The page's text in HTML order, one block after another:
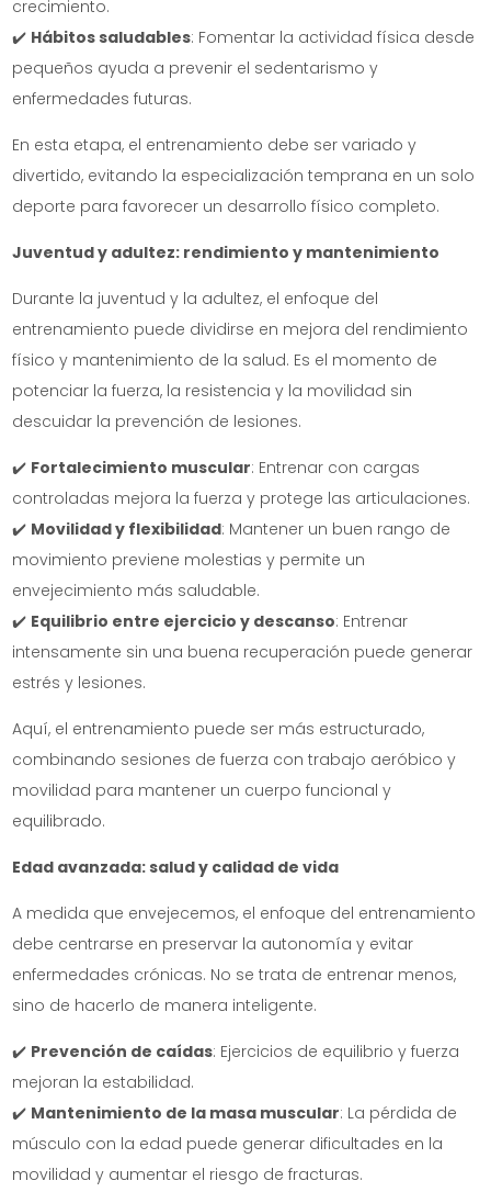
crecimiento.
✔️ Hábitos saludables: Fomentar la actividad física desde
pequeños ayuda a prevenir el sedentarismo y
enfermedades futuras.
En esta etapa, el entrenamiento debe ser variado y
divertido, evitando la especialización temprana en un solo
deporte para favorecer un desarrollo físico completo.
Juventud y adultez: rendimiento y mantenimiento
Durante la juventud y la adultez, el enfoque del
entrenamiento puede dividirse en mejora del rendimiento
físico y mantenimiento de la salud. Es el momento de
potenciar la fuerza, la resistencia y la movilidad sin
descuidar la prevención de lesiones.
✔️ Fortalecimiento muscular: Entrenar con cargas
controladas mejora la fuerza y protege las articulaciones.
✔️ Movilidad y flexibilidad: Mantener un buen rango de
movimiento previene molestias y permite un
envejecimiento más saludable.
✔️ Equilibrio entre ejercicio y descanso: Entrenar
intensamente sin una buena recuperación puede generar
estrés y lesiones.
Aquí, el entrenamiento puede ser más estructurado,
combinando sesiones de fuerza con trabajo aeróbico y
movilidad para mantener un cuerpo funcional y
equilibrado.
Edad avanzada: salud y calidad de vida
A medida que envejecemos, el enfoque del entrenamiento
debe centrarse en preservar la autonomía y evitar
enfermedades crónicas. No se trata de entrenar menos,
sino de hacerlo de manera inteligente.
✔️ Prevención de caídas: Ejercicios de equilibrio y fuerza
mejoran la estabilidad.
✔️ Mantenimiento de la masa muscular: La pérdida de
músculo con la edad puede generar dificultades en la
movilidad y aumentar el riesgo de fracturas.